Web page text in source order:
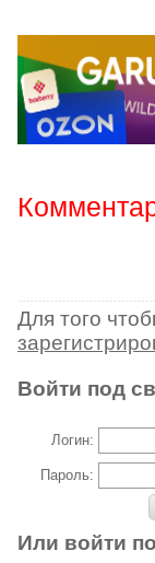
Для того
Войти под
Логин:
Пароль:
Или войти